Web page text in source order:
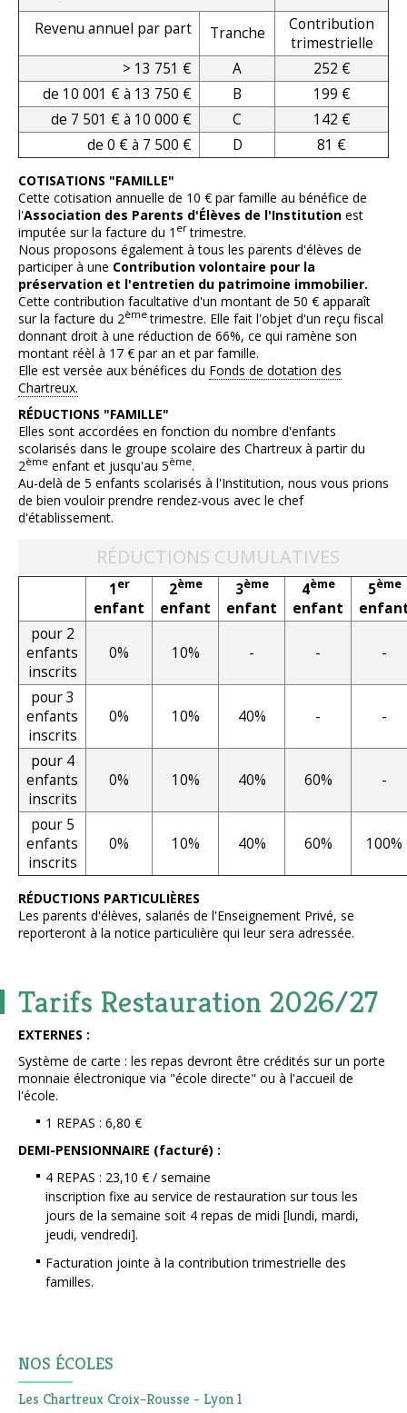
Revenu annuel par part Tranche
Contribution
trimestrielle
> 13 751 €
A
252 €
de 10 001 € à 13 750 €
B
199 €
de 7 501 € à 10 000 €
C
142 €
de 0 € à 7 500 €
D 81 €
COTISATIONS "FAMILLE"
Cette cotisation annuelle de 10 € par famille au bénéfice de
l'Association des Parents d'Élèves de l'Institution est
imputée sur la facture du 1 ertrimestre.
Nous proposons également à tous les parents d'élèves de
participer à une Contribution volontaire pour la
préservation et l'entretien du patrimoine immobilier.
Cette contribution facultative d'un montant de 50 € apparaît
sur la facture du 2èmetrimestre. Elle fait l'objet d'un reçu fiscal
donnant droit à une réduction de 66%, ce qui ramène son
montant réèl à 17 € par an et par famille.
Elle est versée aux bénéfices du Fonds de dotation des
Chartreux.
RÉDUCTIONS "FAMILLE"
Elles sont accordées en fonction du nombre d'enfants
scolarisés dans le groupe scolaire des Chartreux à partir du
2ème enfant et jusqu'au 5ème.
Au-delà de 5 enfants scolarisés à l'Institution, nous vous prions
de bien vouloir prendre rendez-vous avec le chef
d'établissement.
RÉDUCTIONS CUMULATIVES
1er
enfant
2ème
enfant
3ème
enfant
4ème
enfant
5ème
pour 2
enfants
inscrits
0% 10% - - -
pour 3
enfants
inscrits
0% 10% 40% - -
pour 4
enfants
inscrits
0% 10% 40% 60% -
pour 5
enfants
inscrits
0% 10% 40% 60% 100%
RÉDUCTIONS PARTICULIÈRES
Les parents d'élèves, salariés de l'Enseignement Privé, se
reporteront à la notice particulière qui leur sera adressée.
Tarifs Restauration 2026/27
EXTERNES :
Système de carte : les repas devront être crédités sur un porte
monnaie électronique via "école directe" ou à l'accueil de
l'école.
1 REPAS : 6,80 €
DEMI-PENSIONNAIRE (facturé) :
4 REPAS : 23,10 € / semaine
inscription fixe au service de restauration sur tous les
jours de la semaine soit 4 repas de midi [lundi, mardi,
jeudi, vendredi].
Facturation jointe à la contribution trimestrielle des
familles.
Navigation
NOS ÉCOLES
Les Chartreux Croix-Rousse - Lyon 1